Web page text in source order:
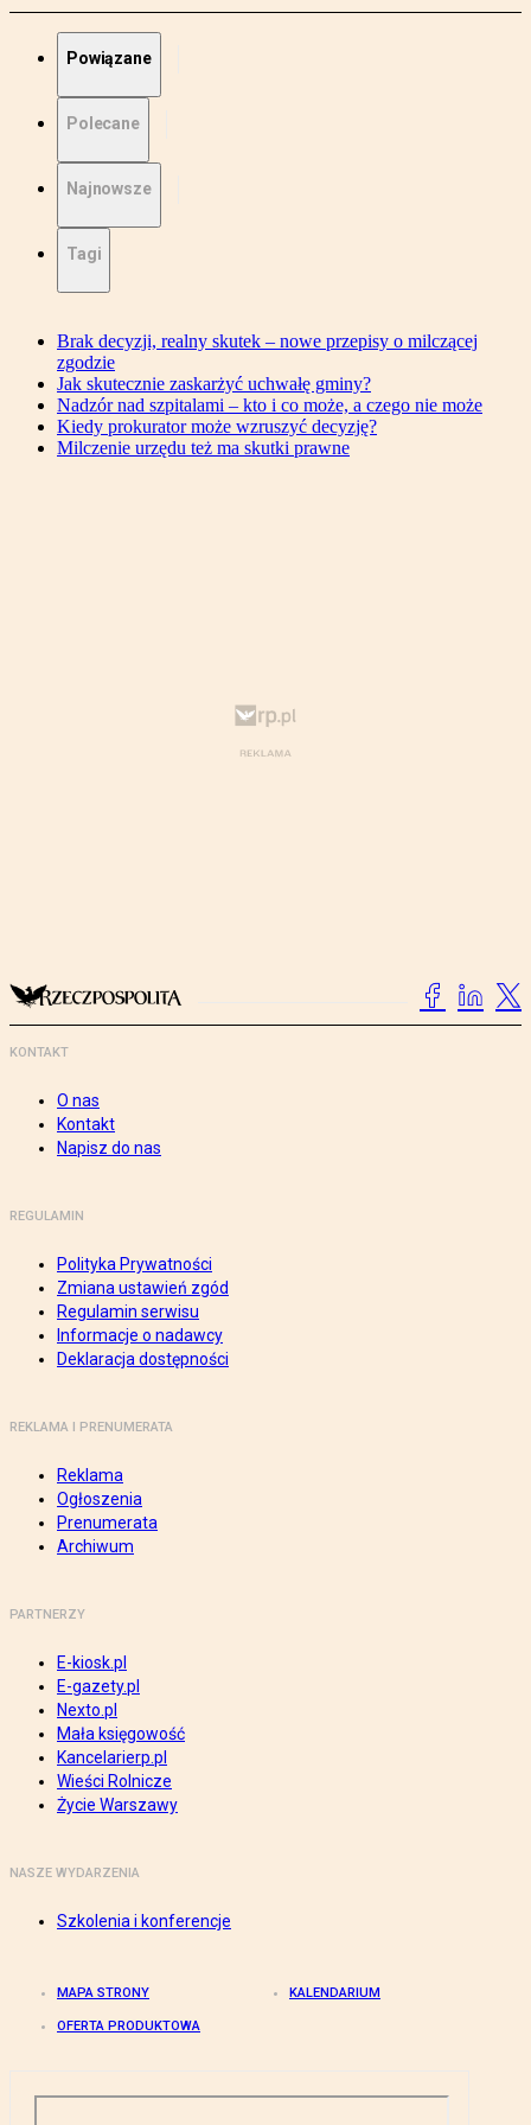
Powiązane
Polecane
Najnowsze
Tagi
Brak decyzji, realny skutek – nowe przepisy o milczącej
zgodzie
Jak skutecznie zaskarżyć uchwałę gminy?
Nadzór nad szpitalami – kto i co może, a czego nie może
Kiedy prokurator może wzruszyć decyzję?
Milczenie urzędu też ma skutki prawne
KONTAKT
O nas
Kontakt
Napisz do nas
REGULAMIN
Polityka Prywatności
Zmiana ustawień zgód
Regulamin serwisu
Informacje o nadawcy
Deklaracja dostępności
REKLAMA I PRENUMERATA
Reklama
Ogłoszenia
Prenumerata
Archiwum
PARTNERZY
E-kiosk.pl
E-gazety.pl
Nexto.pl
Mała księgowość
Kancelarierp.pl
Wieści Rolnicze
Życie Warszawy
NASZE WYDARZENIA
Szkolenia i konferencje
MAPA STRONY KALENDARIUM
OFERTA PRODUKTOWA